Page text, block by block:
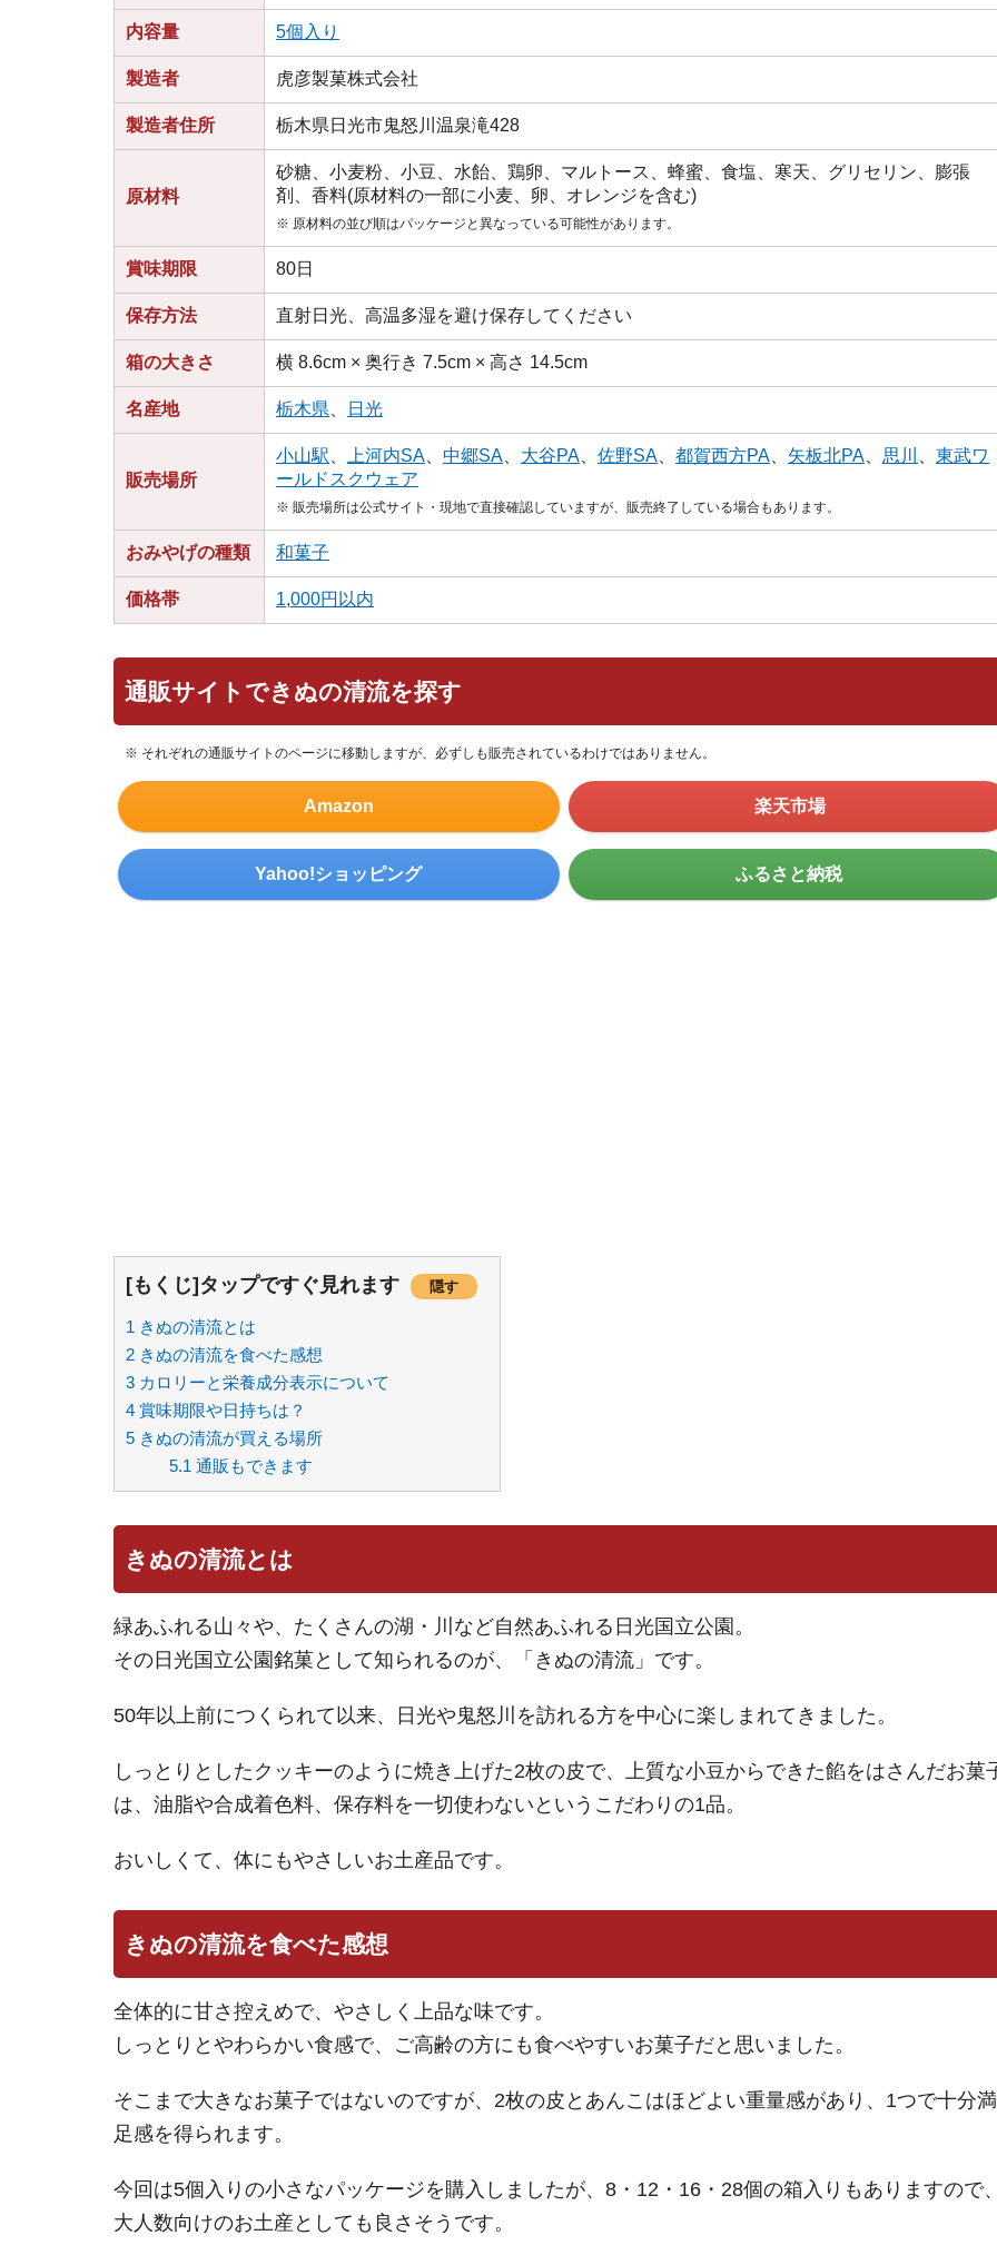
内容量 5個入り
製造者 虎彦製菓株式会社
製造者住所 栃木県日光市鬼怒川温泉滝428
原材料
砂糖、小麦粉、小豆、水飴、鶏卵、マルトース、蜂蜜、食塩、寒天、グリセリン、膨張
剤、香料(原材料の一部に小麦、卵、オレンジを含む)
※ 原材料の並び順はパッケージと異なっている可能性があります。
賞味期限 80日
保存方法 直射日光、高温多湿を避け保存してください
箱の大きさ 横 8.6cm × 奥行き 7.5cm × 高さ 14.5cm
名産地 栃木県 日光
販売場所
小山駅 上河内SA 中郷SA 大谷PA 佐野SA 都賀西方PA 矢板北PA 思川
東武ワ
ールドスクウェア
※ 販売場所は公式サイト・現地で直接確認していますが、販売終了している場合もあります。
おみやげの種類 和菓子
価格帯 1,000円以内
通販サイトできぬの清流を探す
※ それぞれの通販サイトのページに移動しますが、必ずしも販売されているわけではありません。
Amazon 楽天市場
Yahoo!ショッピング ふるさと納税
[もくじ]タップですぐ見れます 隠す
1 きぬの清流とは
2 きぬの清流を食べた感想
3 カロリーと栄養成分表示について
4 賞味期限や日持ちは？
5 きぬの清流が買える場所
5.1 通販もできます
きぬの清流とは
緑あふれる山々や、たくさんの湖・川など自然あふれる日光国立公園。
その日光国立公園銘菓として知られるのが、「きぬの清流」です。
50年以上前につくられて以来、日光や鬼怒川を訪れる方を中心に楽しまれてきました。
しっとりとしたクッキーのように焼き上げた2枚の皮で、上質な小豆からできた餡をはさんだお菓
は、油脂や合成着色料、保存料を一切使わないというこだわりの1品。
おいしくて、体にもやさしいお土産品です。
きぬの清流を食べた感想
全体的に甘さ控えめで、やさしく上品な味です。
しっとりとやわらかい食感で、ご高齢の方にも食べやすいお菓子だと思いました。
そこまで大きなお菓子ではないのですが、2枚の皮とあんこはほどよい重量感があり、1つで十分満
足感を得られます。
今回は5個入りの小さなパッケージを購入しましたが、8・12・16・28個の箱入りもありますので
大人数向けのお土産としても良さそうです。